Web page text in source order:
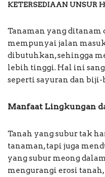
KETERSEDIAAN UNSUR
Tanaman yang ditanam
mempunyai jalan
dibutuhkan, sehingga
lebih tinggi. Hal ini
seperti sayuran dan
Manfaat Lingkungan
Tanah yang subur tak
tanaman, tapi juga
yang subur meong
mengurangi erosi